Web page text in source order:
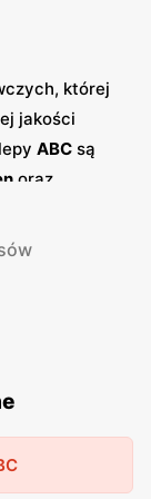
której
jakości
ABC są
oraz
całej
sklepom,
dla wielu
oferty
się kilka razy
najnowszych
Dostępne
z